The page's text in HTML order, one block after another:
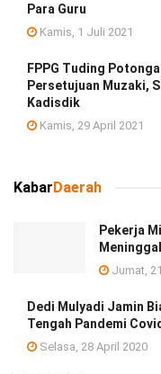
Para Guru
Kamis, 1 Juli 2021
FPPG Tuding
Persetujuan Muzaki,
Kadisdik
Kamis, 29 April 2021
KabarDaerah
Pekerja
Jumat,
Dedi Mulyadi Jamin
Tengah Pandemi
Selasa, 28 April 2020